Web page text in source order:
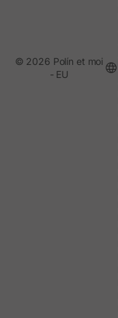
© 2026 Polín et moi
- EU